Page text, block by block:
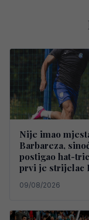
Nije imao
Barbareza,
postigao hat-
prvi je strijelac
09/08/2026